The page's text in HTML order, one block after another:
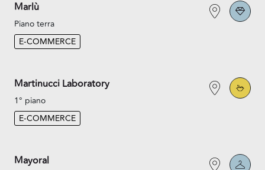
Marlù
Piano terra
E-COMMERCE
Martinucci Laboratory
1° piano
E-COMMERCE
Mayoral